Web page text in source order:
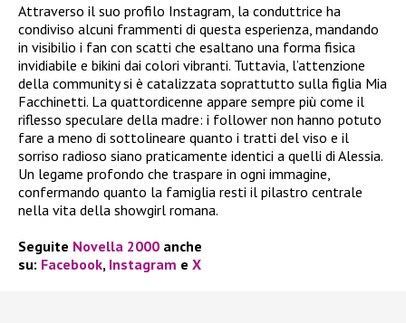
Attraverso il suo profilo Instagram, la conduttrice ha
condiviso alcuni frammenti di questa esperienza, mandando
in visibilio i fan con scatti che esaltano una forma fisica
invidiabile e bikini dai colori vibranti. Tuttavia, l’attenzione
della community si è catalizzata soprattutto sulla figlia Mia
Facchinetti. La quattordicenne appare sempre più come il
riflesso speculare della madre: i follower non hanno potuto
fare a meno di sottolineare quanto i tratti del viso e il
sorriso radioso siano praticamente identici a quelli di Alessia.
Un legame profondo che traspare in ogni immagine,
confermando quanto la famiglia resti il pilastro centrale
nella vita della showgirl romana.
Seguite Novella 2000 anche
su: Facebook, Instagram e X